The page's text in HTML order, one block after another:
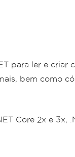
para ler e
bem como
Core 2x e 3x,